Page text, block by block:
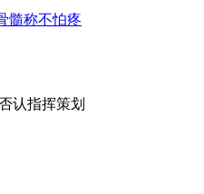
髓称不怕疼
亡
认指挥策划